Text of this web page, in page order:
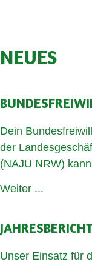
NEUES
Dein
der
(NAJU NRW)
Weiter ...
Unser Einsatz für